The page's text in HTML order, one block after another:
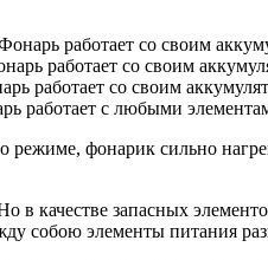
работает со своим
работает со своим
работает со своим
работает с любыми
фонарик сильно
качестве запасных
собою элементы питания